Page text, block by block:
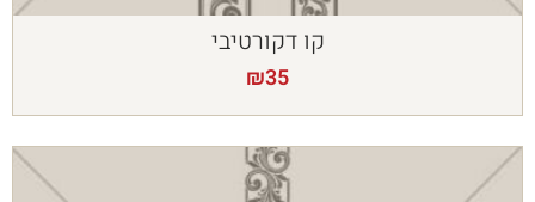
קו דקורטיבי
₪35